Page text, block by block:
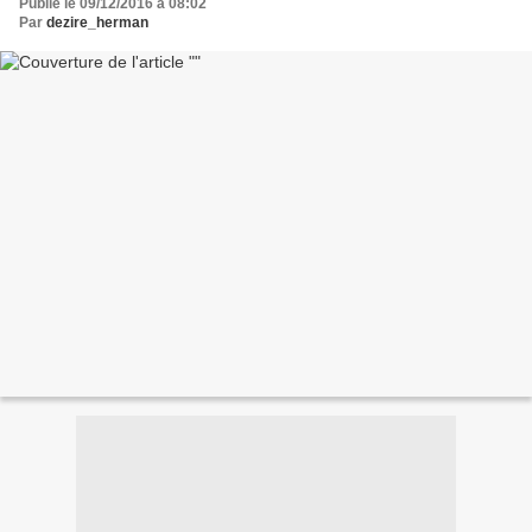
Publié le 09/12/2016 à 08:02
Par dezire_herman